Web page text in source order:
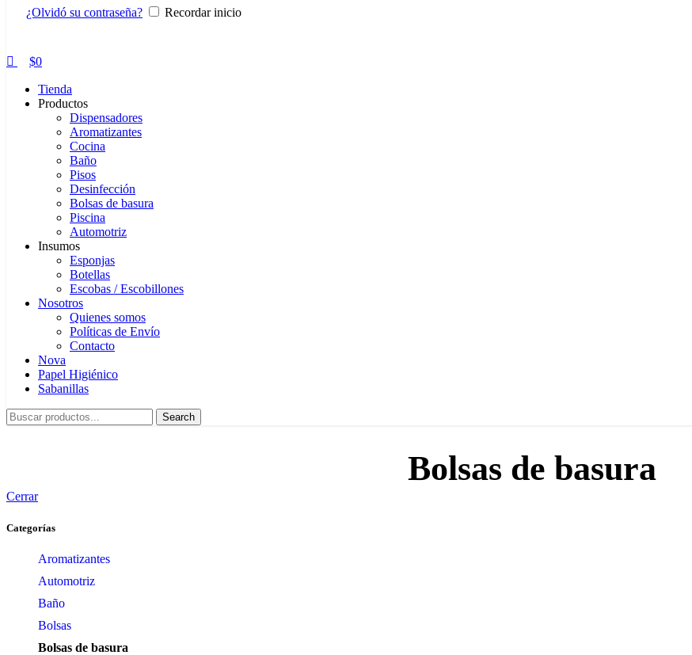
¿Olvidó su contraseña? Recordar inicio
$0
Tienda
Productos
Dispensadores
Aromatizantes
Cocina
Baño
Pisos
Desinfección
Bolsas de basura
Piscina
Automotriz
Insumos
Esponjas
Botellas
Escobas / Escobillones
Nosotros
Quienes somos
Políticas de Envío
Contacto
Nova
Papel Higiénico
Sabanillas
Search
Bolsas de basura
Cerrar
Categorías
Aromatizantes
Automotriz
Baño
Bolsas
Bolsas de basura